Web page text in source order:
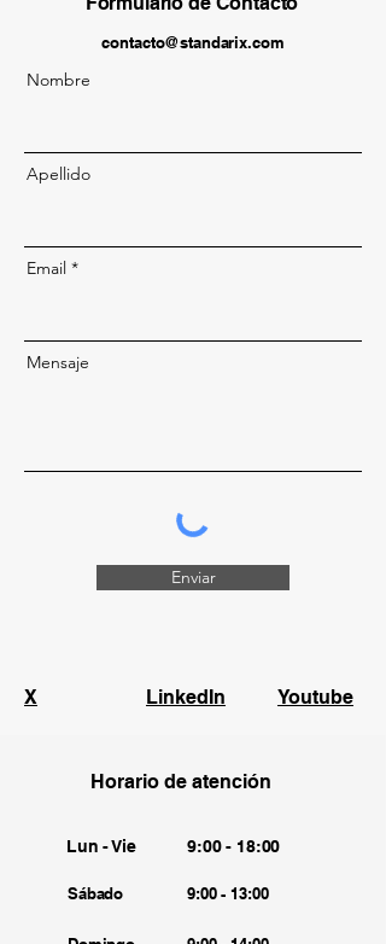
contacto@standarix.com
Nombre
Apellido
Email
Mensaje
Enviar
X LinkedIn Youtube
Horario de atención
Lun - Vie 9:00 - 18:00
Sábado 9:00 - 13:00